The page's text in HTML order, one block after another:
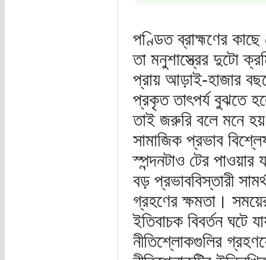
পণ্ডিত ব্রাহ্মণের
তা মনুশাস্ত্রের দুটো
প্রায় আড়াই-হাজার
প্রকৃত তাৎপর্য বুঝতে
তাই জরুরি বলে মনে
সামাজিক প্রভাব
স্পন্দনটাও টের
বড় প্রভাববিস্তারী
গ্রহণের ক্ষমতা।
ইতিবাচক বিবর্তন ঘটে
নীতিশ্লোকগুলির